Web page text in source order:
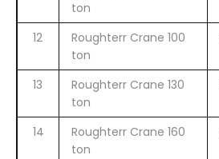
ton
12
Roughterr Crane 100
ton
13
Roughterr Crane 130
ton
14
Roughterr Crane 160
ton